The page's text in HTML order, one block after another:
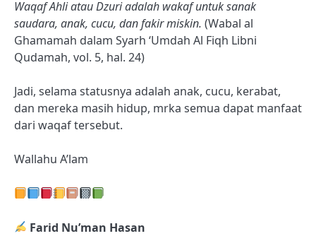
Waqaf Ahli atau Dzuri adalah wakaf untuk sanak
saudara, anak, cucu, dan fakir miskin. (Wabal al
Ghamamah dalam Syarh ‘Umdah Al Fiqh Libni
Qudamah, vol. 5, hal. 24)
Jadi, selama statusnya adalah anak, cucu, kerabat,
dan mereka masih hidup, mrka semua dapat manfaat
dari waqaf tersebut.
Wallahu A’lam
Farid Nu’man Hasan